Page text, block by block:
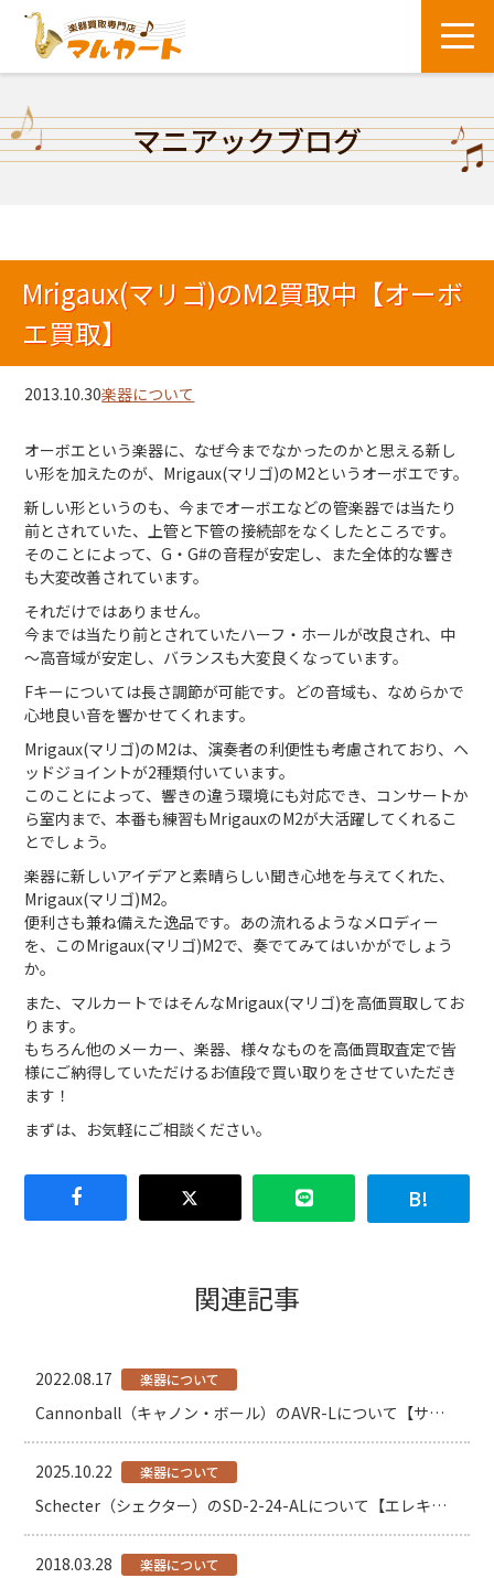
マニアックブログ
Mrigaux(マリゴ)のM2買取中【オーボ
エ買取】
2013.10.30楽器について
オーボエという楽器に、なぜ今までなかったのかと思える新し
い形を加えたのが、Mrigaux(マリゴ)のM2というオーボエです。
新しい形というのも、今までオーボエなどの管楽器では当たり
前とされていた、上管と下管の接続部をなくしたところです。
そのことによって、G・G#の音程が安定し、また全体的な響き
も大変改善されています。
それだけではありません。
今までは当たり前とされていたハーフ・ホールが改良され、中
～高音域が安定し、バランスも大変良くなっています。
Fキーについては長さ調節が可能です。どの音域も、なめらかで
心地良い音を響かせてくれます。
Mrigaux(マリゴ)のM2は、演奏者の利便性も考慮されており、ヘ
ッドジョイントが2種類付いています。
このことによって、響きの違う環境にも対応でき、コンサートか
ら室内まで、本番も練習もMrigauxのM2が大活躍してくれるこ
とでしょう。
楽器に新しいアイデアと素晴らしい聞き心地を与えてくれた、
Mrigaux(マリゴ)M2。
便利さも兼ね備えた逸品です。あの流れるようなメロディー
を、このMrigaux(マリゴ)M2で、奏でてみてはいかがでしょう
か。
また、マルカートではそんなMrigaux(マリゴ)を高価買取してお
ります。
もちろん他のメーカー、楽器、様々なものを高価買取査定で皆
様にご納得していただけるお値段で買い取りをさせていただき
ます！
まずは、お気軽にご相談ください。
関連記事
2022.08.17 楽器について
Cannonball（キャノン・ボール）のAVR-Lについて【サックス】
2025.10.22 楽器について
Schecter（シェクター）のSD-2-24-ALについて【エレキギター】
2018.03.28 楽器について